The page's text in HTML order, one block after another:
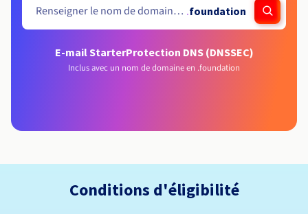
.foundation
E-mail StarterProtection DNS (DNSSEC)
Inclus avec un nom de domaine en .foundation
Conditions d'éligibilité